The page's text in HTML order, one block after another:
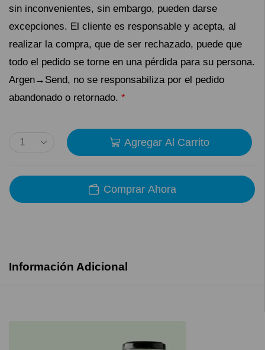
sin inconvenientes, sin embargo, pueden darse
excepciones. El cliente es responsable y acepta, al
realizar la compra, que de ser rechazado, puede que
todo el pedido se torne en una pérdida para su persona.
Argen→Send, no se responsabiliza por el pedido
abandonado o retornado. *
Agregar Al Carrito
Comprar Ahora
Información Adicional